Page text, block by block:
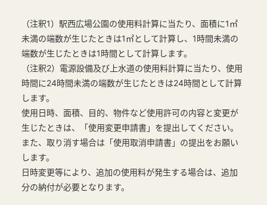
（注釈1）駅西広場公園の使用料計算に当たり、面積に1㎡
未満の端数が生じたときは1㎡として計算し、1時間未満の
端数が生じたときは1時間として計算します。
（注釈2）電源設備及び上水道の使用料計算に当たり、使用
時間に24時間未満の端数が生じたときは24時間として計算
します。
使用日時、面積、目的、物件など使用許可の内容と変更が
生じたときは、「使用変更申請書」を提出してください。
また、取り消す場合は「使用取消申請書」の提出をお願い
します。
日時変更等により、追加の使用料が発生する場合は、追加
分の納付が必要となります。